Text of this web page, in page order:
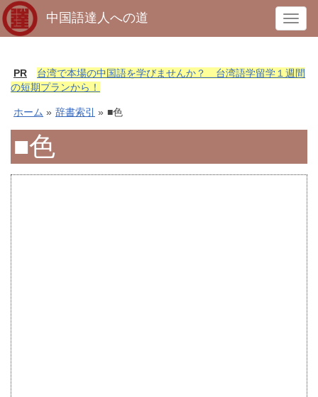
T
o
g
i
中国語達人への道
PR
台湾で本場の中国語を学びませんか？ 台湾語学留学１週間
の短期プランから！
ホーム » 辞書索引 » ■色
■色